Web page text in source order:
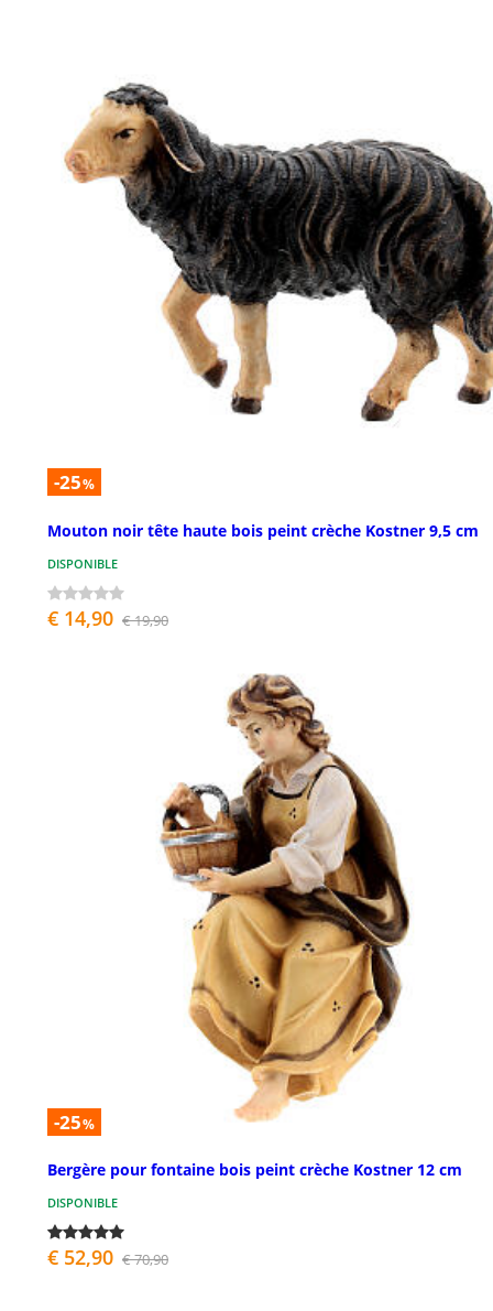
-25%
Mouton noir tête haute bois peint crèche Kostner 9,5 cm
DISPONIBLE
€ 14,90 € 19,90
-25%
Bergère pour fontaine bois peint crèche Kostner 12 cm
DISPONIBLE
€ 52,90 € 70,90